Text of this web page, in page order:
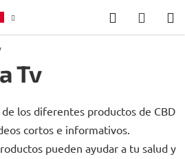
CăutareCOŞ
DE
Tv
los diferentes productos de CBD
cortos e informativos.
pueden ayudar a tu salud y